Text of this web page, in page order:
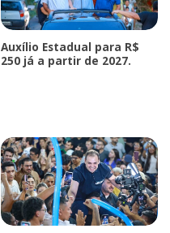
Auxílio Estadual para R$
250 já a partir de 2027.